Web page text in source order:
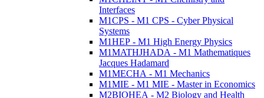
Interfaces
M1CPS - M1 CPS - Cyber Physical
Systems
M1HEP - M1 High Energy Physics
M1MATHJHADA - M1 Mathematiques
Jacques Hadamard
M1MECHA - M1 Mechanics
M1MIE - M1 MIE - Master in Economics
M2BIOHEA - M2 Biology and Health